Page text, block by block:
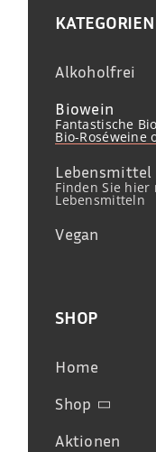
KATEGORIEN
Alkoholfrei
Biowein
Fantastische
Bio-Roséweine
Lebensmittel
Finden Sie hier
Lebensmitteln
Vegan
SHOP
Home
Shop
Aktionen